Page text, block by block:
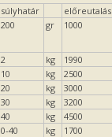
súlyhatár előreutalás
200 gr 1000
2 kg 1990
10 kg 2500
20 kg 3000
30 kg 3200
40 kg 4500
0-40 kg 1700